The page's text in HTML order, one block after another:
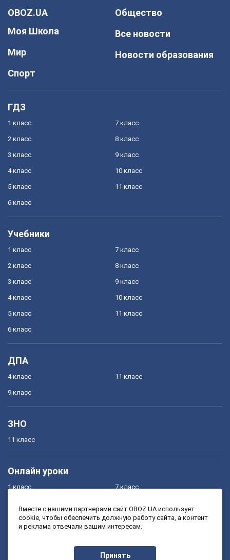
OBOZ.UA
Моя Школа
Мир
Спорт
Общество
Все новости
Новости образования
ГДЗ
1 класс
2 класс
3 класс
4 класс
5 класс
6 класс
7 класс
8 класс
9 класс
10 класс
11 класс
Учебники
1 класс
2 класс
3 класс
4 класс
5 класс
6 класс
7 класс
8 класс
9 класс
10 класс
11 класс
ДПА
4 класс
9 класс
11 класс
ЗНО
11 класс
Онлайн уроки
1 класс
3 класс
7 класс
9 класс
Вместе с нашими партнерами сайт OBOZ.UA использует
cookie, чтобы обеспечить должную работу сайта, а контент
и реклама отвечали вашим интересам.
Принять